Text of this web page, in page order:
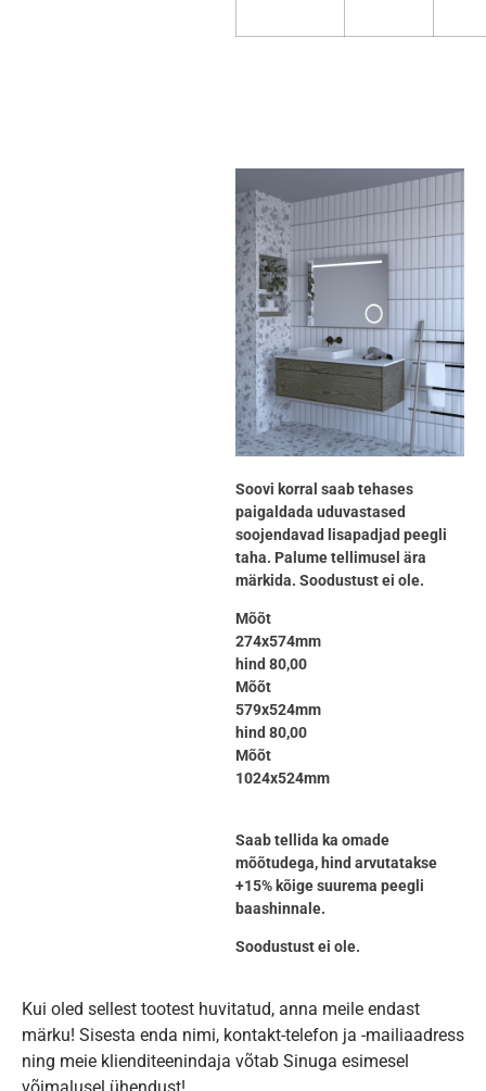
Soovi korral saab tehases
paigaldada uduvastased
soojendavad lisapadjad peegli
taha. Palume tellimusel ära
märkida. Soodustust ei ole.
Mõõt
274x574mm
hind 80,00
Mõõt
579x524mm
hind 80,00
Mõõt
1024x524mm
Saab tellida ka omade
mõõtudega, hind arvutatakse
+15% kõige suurema peegli
baashinnale.
Soodustust ei ole.
Kui oled sellest tootest huvitatud, anna meile endast
märku! Sisesta enda nimi, kontakt-telefon ja -mailiaadress
ning meie klienditeenindaja võtab Sinuga esimesel
võimalusel ühendust!